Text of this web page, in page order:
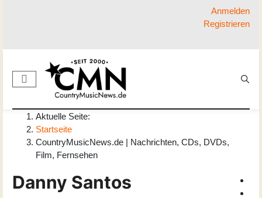
Anmelden
Registrieren
Aktuelle Seite:
Startseite
CountryMusicNews.de | Nachrichten, CDs, DVDs,
Film, Fernsehen
Danny Santos